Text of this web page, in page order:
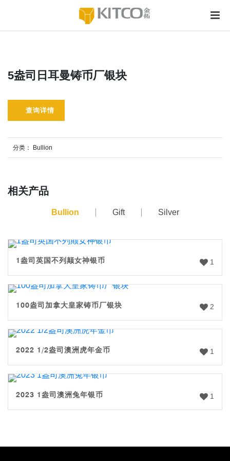
5盎司日耳曼铸币厂银块
查询详情
分类： Bullion
相关产品
Bullion Gift Silver
1
1盎司英国不列颠女神银币
2
100盎司加拿大皇家铸币厂银块
1
2022 1/2盎司澳洲虎年金币
1
2023 1盎司澳洲兔年银币